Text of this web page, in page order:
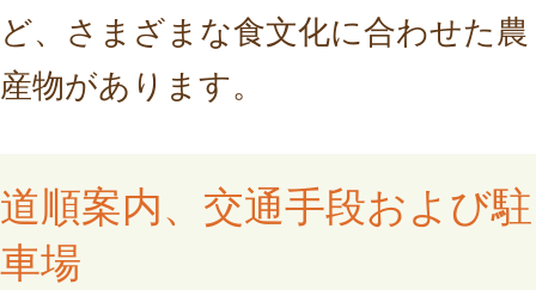
ど、さまざまな食文化に合わせた農
産物があります。
道順案内、交通手段および駐
車場